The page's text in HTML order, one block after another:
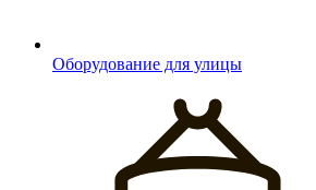
Оборудование для улицы